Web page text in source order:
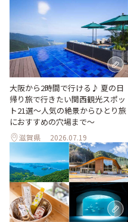
大阪から2時間で行ける♪ 夏の日
帰り旅で行きたい関西観光スポッ
ト21選～人気の絶景からひとり旅
におすすめの穴場まで～
滋賀県 2026.07.19